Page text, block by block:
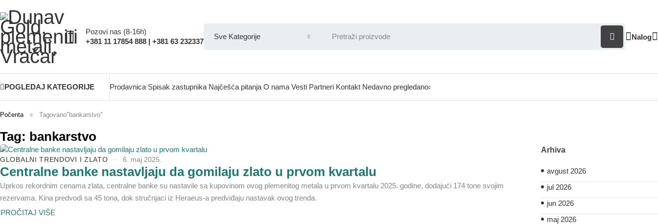
Pozovi nas (8-16h)
+381 11 17854 888 | +381 63 232337
Nalog
POGLEDAJ KATEGORIJE Prodavnica Spisak zastupnika Najčešća pitanja O nama Vesti Partneri Kontakt Nedavno pregledano
Tag: bankarstvo
Počenta Tagovano"bankarstvo"
GLOBALNI TRENDOVI I ZLATO 6. maj 2025.
Centralne banke nastavljaju da gomilaju zlato u prvom kvartalu
Uprkos rekordnim cenama zlata, centralne banke su nastavile sa kupovinom ovog plemenitog metala u prvom kvartalu 2025. godine, dodajući 174 tone svojim
rezervama. Kina predvodi sa 45 tona, dok stručnjaci iz Heraeus-a predviđaju nastavak ovog trenda.
PROČITAJ VIŠE
Arhiva
avgust 2026
jul 2026
jun 2026
maj 2026